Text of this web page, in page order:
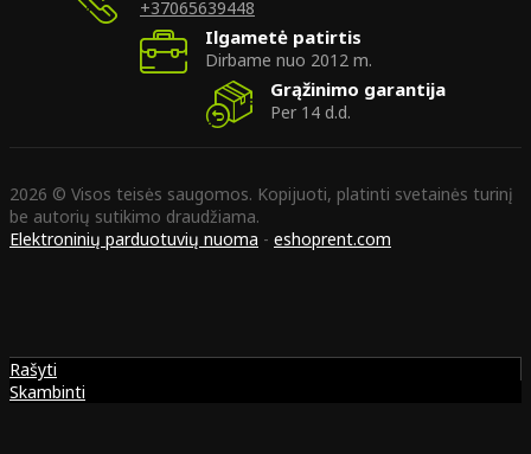
+37065639448
Ilgametė patirtis
Dirbame nuo 2012 m.
Grąžinimo garantija
Per 14 d.d.
2026 © Visos teisės saugomos. Kopijuoti, platinti svetainės turinį
be autorių sutikimo draudžiama.
Elektroninių parduotuvių nuoma - eshoprent.com
Rašyti
Skambinti